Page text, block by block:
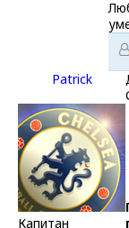
Patrick
Капитан